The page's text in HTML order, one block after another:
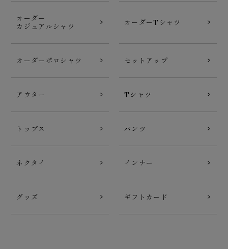
オーダー
カジュアルシャツ
オーダーTシャツ
オーダーポロシャツ セットアップ
アウター Tシャツ
トップス パンツ
ネクタイ インナー
グッズ ギフトカード